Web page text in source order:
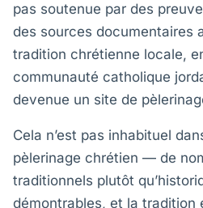
pas soutenue par des
des sources documentaires
tradition chrétienne locale,
communauté catholique
devenue un site de
Cela n’est pas inhabituel
pèlerinage chrétien — de
traditionnels plutôt
démontrables, et la tradition